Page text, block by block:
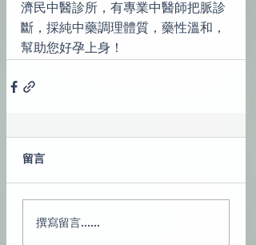
濟民中醫診所，有專業中醫師把脈診
斷，採純中藥調理體質，藥性溫和，
幫助您好孕上身！
留言
撰寫留言......